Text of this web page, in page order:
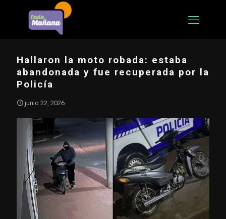
Hallaron la moto robada: estaba
abandonada y fue recuperada por la
Policía
junio 22, 2026